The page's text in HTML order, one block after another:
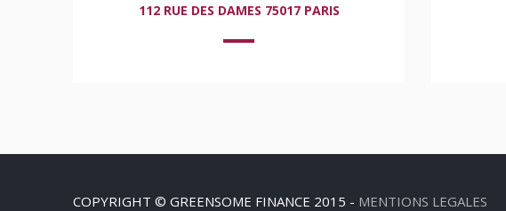
112 RUE DES DAMES 75017 PARIS
COPYRIGHT © GREENSOME FINANCE 2015 - MENTIONS LEGALES